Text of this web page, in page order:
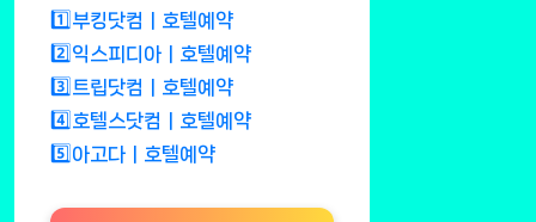
1️⃣부킹닷컴ㅣ호텔예약
2️⃣익스피디아ㅣ호텔예약
3️⃣트립닷컴ㅣ호텔예약
4️⃣호텔스닷컴ㅣ호텔예약
5️⃣아고다ㅣ호텔예약